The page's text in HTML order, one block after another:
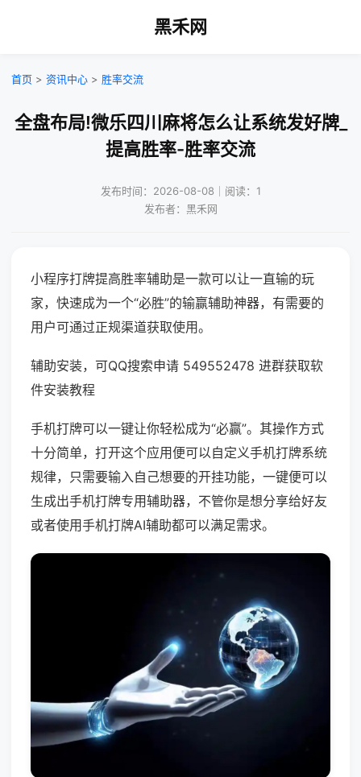
黑禾网
首页 > 资讯中心 > 胜率交流
全盘布局!微乐四川麻将怎么让系统发好牌_
提高胜率-胜率交流
发布时间：2026-08-08｜阅读：1
发布者：黑禾网
小程序打牌提高胜率辅助是一款可以让一直输的玩
家，快速成为一个“必胜”的输赢辅助神器，有需要的
用户可通过正规渠道获取使用。
辅助安装，可QQ搜索申请 549552478 进群获取软
件安装教程
手机打牌可以一键让你轻松成为“必赢”。其操作方式
十分简单，打开这个应用便可以自定义手机打牌系统
规律，只需要输入自己想要的开挂功能，一键便可以
生成出手机打牌专用辅助器，不管你是想分享给好友
或者使用手机打牌AI辅助都可以满足需求。